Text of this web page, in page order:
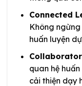
Connected
Không
huấn luyện
quan hệ
cải thiện dạy